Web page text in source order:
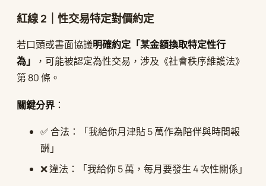
紅線 2｜性交易特定對價約定
若口頭或書面協議明確約定「某金額換取特定性行
為」
，可能被認定為性交易，涉及《社會秩序維護法》
第 80 條。
關鍵分界 ：
✅ 合法：「我給你月津貼 5 萬作為陪伴與時間報
酬」
❌ 違法：「我給你 5 萬，每月要發生 4 次性關係」